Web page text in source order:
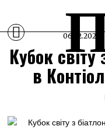
06.12.2024
Кубок світу
в